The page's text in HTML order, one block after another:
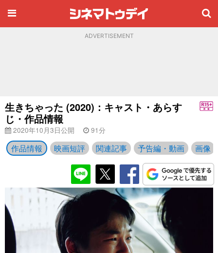
ADVERTISEMENT
生きちゃった (2020)：キャスト・あらす
じ・作品情報
2020年10月3日公開 91分
作品情報 映画短評 関連記事 予告編・動画 画像